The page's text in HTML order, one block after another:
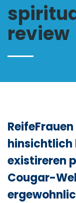
review
hinsichtlich
existireren
Cougar-